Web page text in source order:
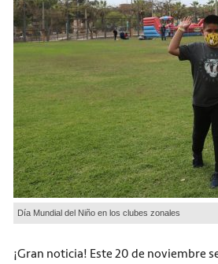
Día Mundial del Niño en los clubes zonales
¡Gran noticia! Este 20 de noviembre